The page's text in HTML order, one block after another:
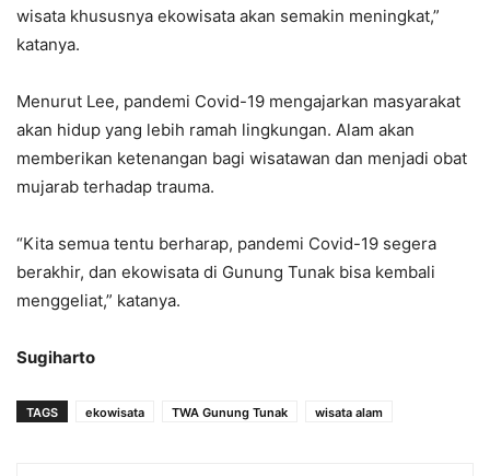
wisata khususnya ekowisata akan semakin meningkat,”
katanya.
Menurut Lee, pandemi Covid-19 mengajarkan masyarakat
akan hidup yang lebih ramah lingkungan. Alam akan
memberikan ketenangan bagi wisatawan dan menjadi obat
mujarab terhadap trauma.
“Kita semua tentu berharap, pandemi Covid-19 segera
berakhir, dan ekowisata di Gunung Tunak bisa kembali
menggeliat,” katanya.
Sugiharto
TAGS ekowisata TWA Gunung Tunak wisata alam